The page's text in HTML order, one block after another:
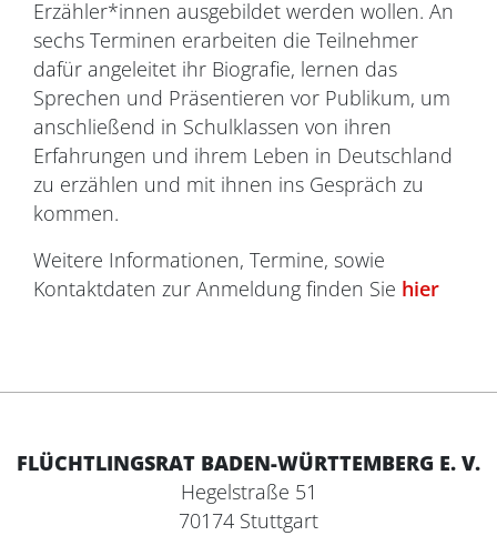
Erzähler*innen ausgebildet werden wollen. An
sechs Terminen erarbeiten die Teilnehmer
dafür angeleitet ihr Biografie, lernen das
Sprechen und Präsentieren vor Publikum, um
anschließend in Schulklassen von ihren
Erfahrungen und ihrem Leben in Deutschland
zu erzählen und mit ihnen ins Gespräch zu
kommen.
Weitere Informationen, Termine, sowie
Kontaktdaten zur Anmeldung finden Sie hier
FLÜCHTLINGSRAT BADEN-WÜRTTEMBERG E. V.
Hegelstraße 51
70174 Stuttgart